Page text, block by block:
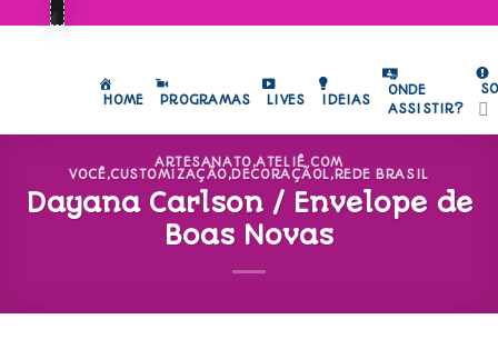
HOME PROGRAMAS LIVES IDEIAS
ONDE
ASSISTIR?
ARTESANATO,ATELIÊ COM
VOCÊ,CUSTOMIZAÇÃO,DECORAÇÃOL,REDE BRASIL
Dayana Carlson / Envelope de
Boas Novas